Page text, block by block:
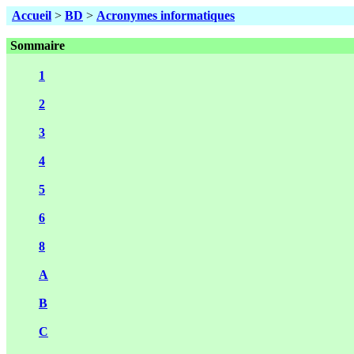
Accueil > BD > Acronymes informatiques
Sommaire
1
2
3
4
5
6
8
A
B
C